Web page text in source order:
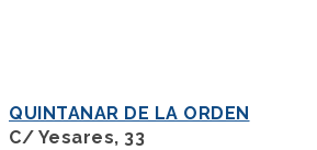
QUINTANAR DE LA ORDEN
C/ Yesares, 33